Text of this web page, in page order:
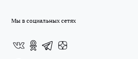
Мы в социальных сетях